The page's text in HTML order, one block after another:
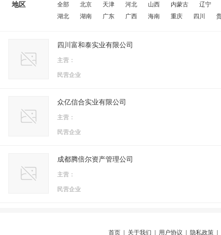
地区 全部 北京 天津 河北 山西 内蒙古
辽宁
湖北
湖南 广东 广西 海南 重庆 四川
四川富和泰实业有限公司
主营：
民营企业
众亿信合实业有限公司
主营：
民营企业
成都腾倍尔资产管理公司
主营：
民营企业
首页 关于我们 用户协议 隐私政策